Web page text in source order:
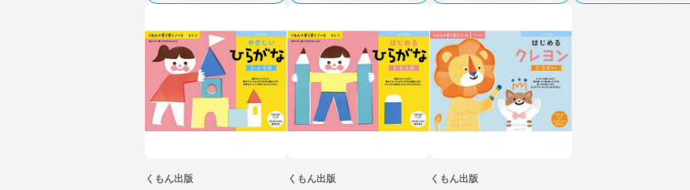
くもん出版 くもん出版 くもん出版